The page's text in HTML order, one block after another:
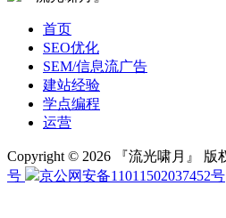
首页
SEO优化
SEM/信息流广告
建站经验
学点编程
运营
Copyright © 2026 『流光啸月』 版
号
京公网安备11011502037452号